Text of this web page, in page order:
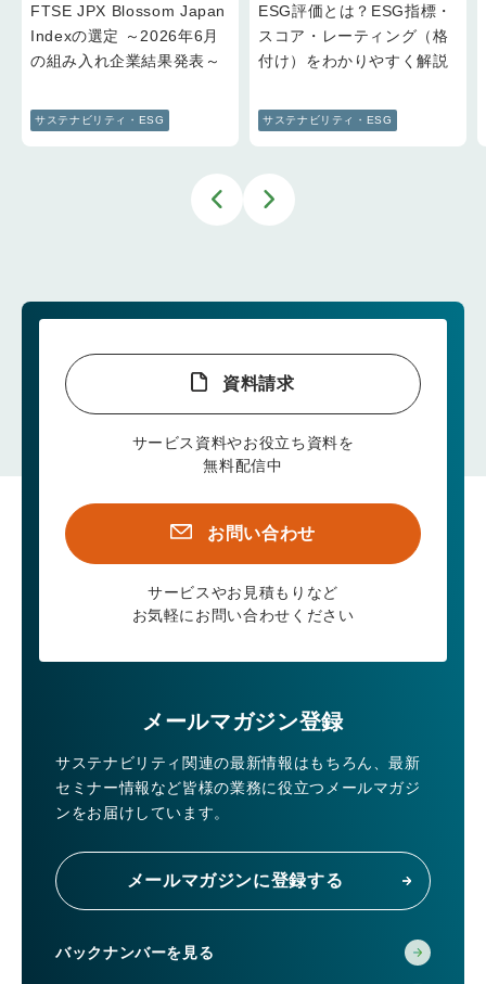
FTSE JPX Blossom Japan
Indexの選定 ～2026年6月
の組み入れ企業結果発表～
サステナビリティ・ESG
ESG評価とは？ESG指標・
スコア・レーティング（格
付け）をわかりやすく解説
サステナビリティ・ESG
資料請求
サービス資料やお役立ち資料を
無料配信中
お問い合わせ
サービスやお見積もりなど
お気軽にお問い合わせください
メールマガジン登録
サステナビリティ関連の最新情報はもちろん、最新
セミナー情報など皆様の業務に役立つメールマガジ
ンをお届けしています。
メールマガジンに登録する
バックナンバーを見る